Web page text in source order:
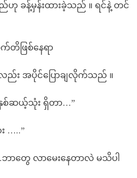
ဟု ခန့်မှန်းထားခဲ့သည် ။ ရင်နဲ့ တင်
ဖြစ်နေရာ
ည်း အပိုင်ပြောချလိုက်သည် ။
စ်ဆယ့်သုံး ရှိတာ…”
…..”
ာတွေ လာမေးနေတာလဲ မသိပါ